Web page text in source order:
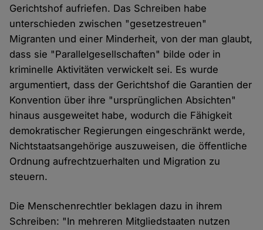
Gerichtshof aufriefen. Das Schreiben habe
unterschieden zwischen "gesetzestreuen"
Migranten und einer Minderheit, von der man glaubt,
dass sie "Parallelgesellschaften" bilde oder in
kriminelle Aktivitäten verwickelt sei. Es wurde
argumentiert, dass der Gerichtshof die Garantien der
Konvention über ihre "ursprünglichen Absichten"
hinaus ausgeweitet habe, wodurch die Fähigkeit
demokratischer Regierungen eingeschränkt werde,
Nichtstaatsangehörige auszuweisen, die öffentliche
Ordnung aufrechtzuerhalten und Migration zu
steuern.
Die Menschenrechtler beklagen dazu in ihrem
Schreiben: "In mehreren Mitgliedstaaten nutzen